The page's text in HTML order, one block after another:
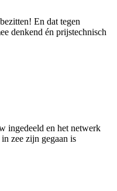
En dat tegen
denkend én prijstechnisch
ingedeeld en het netwerk
zee zijn gegaan is